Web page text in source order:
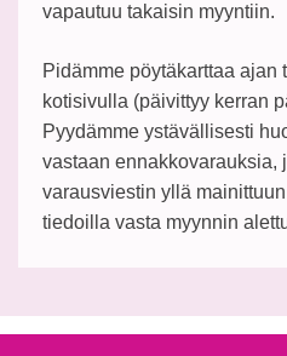
vapautuu takaisin myyntiin.
Pidämme pöytäkarttaa ajan
kotisivulla (päivittyy kerran
Pyydämme ystävällisesti
vastaan ennakkovarauksia,
varausviestin yllä
tiedoilla vasta myynnin